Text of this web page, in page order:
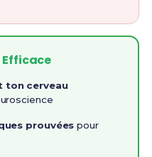
ton cerveau
prouvées pour